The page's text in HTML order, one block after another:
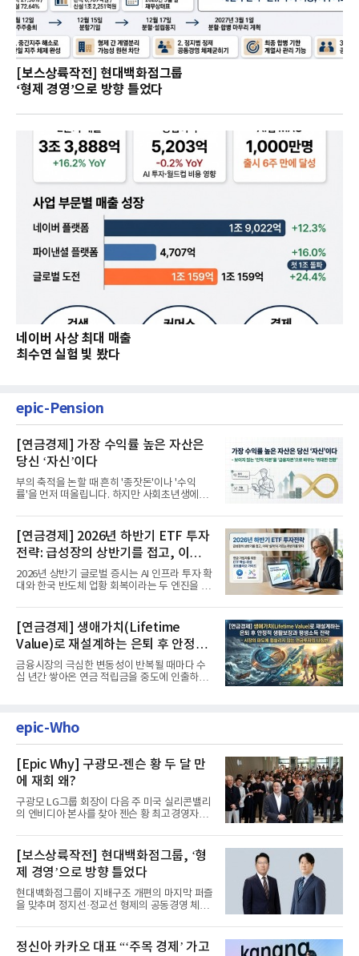
[보스상륙작전] 현대백화점그룹
‘형제 경영’으로 방향 틀었다
네이버 사상 최대 매출
최수연 실험 빛 봤다
epic-Pension
[연금경제] 가장 수익률 높은 자산은
당신 ‘자신’이다
부의 축적을 논할 때 흔히 '종잣돈'이나 '수익
률'을 먼저 떠올립니다. 하지만 사회초년생에게
[연금경제] 2026년 하반기 ETF 투자
전략: 급성장의 상반기를 접고, 이제
'실적'이 가르는 하반기를 맞다
2026년 상반기 글로벌 증시는 AI 인프라 투자 확
대와 한국 반도체 업황 회복이라는 두 엔진을 달
[연금경제] 생애가치(Lifetime
Value)로 재설계하는 은퇴 후 안정적
생활보장과 평생소득 전략
금융시장의 극심한 변동성이 반복될 때마다 수
십 년간 쌓아온 연금 적립금을 중도에 인출하거
epic-Who
[Epic Why] 구광모-젠슨 황 두 달 만
에 재회 왜?
구광모 LG그룹 회장이 다음 주 미국 실리콘밸리
의 엔비디아 본사를 찾아 젠슨 황 최고경영자
[보스상륙작전] 현대백화점그룹, ‘형
제 경영’으로 방향 틀었다
현대백화점그룹이 지배구조 개편의 마지막 퍼즐
을 맞추며 정지선·정교선 형제의 공동경영 체제
정신아 카카오 대표 “‘주목 경제’ 가고